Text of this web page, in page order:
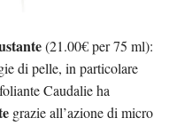
(21.00€ per 75 ml):
di pelle, in particolare
Caudalie ha
grazie all’azione di micro